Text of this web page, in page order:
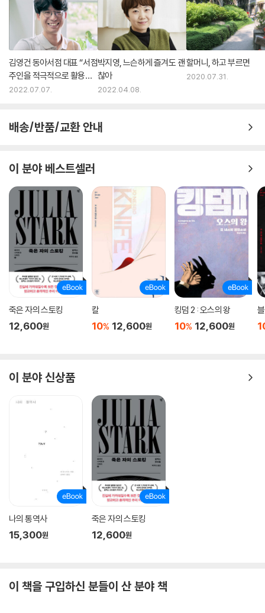
김영건 동아서점 대표 “서점
주인을 적극적으로 활용해
주세요”
2022.07.07.
박지영, 느슨하게 즐겨도 괜
찮아
2022.04.08.
할머니, 하고 부르면
2020.07.31.
배송/반품/교환 안내
이 분야 베스트셀러
죽은 자의 스토킹
12,600원
칼
10% 12,600원
킹덤 2 : 오스의 왕
10% 12,600원
이 분야 신상품
나의 통역사
15,300원
죽은 자의 스토킹
12,600원
이 책을 구입하신 분들이 산 분야 책